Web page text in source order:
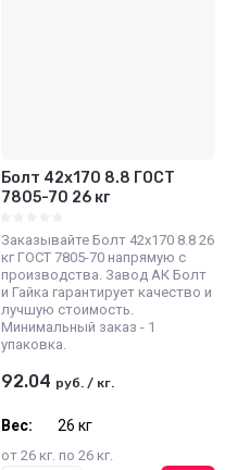
Болт 42х170 8.8 ГОСТ
7805-70 26 кг
Заказывайте Болт 42х170 8.8 26
кг ГОСТ 7805-70 напрямую с
производства. Завод АК Болт
и Гайка гарантирует качество и
лучшую стоимость.
Минимальный заказ - 1
упаковка.
92.04 руб. / кг.
Вес: 26 кг
от 26 кг. по 26 кг.